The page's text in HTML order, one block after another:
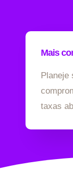
Mais
Planeje
taxas